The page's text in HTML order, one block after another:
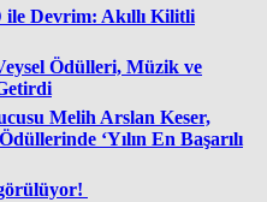
ile Devrim: Akıllı Kilitli
Ödülleri, Müzik ve
Melih Arslan Keser,
‘Yılın En Başarılı